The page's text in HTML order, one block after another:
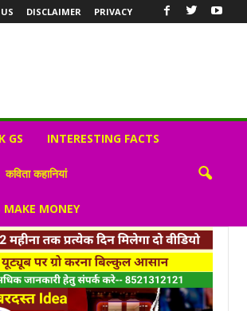
DISCLAIMER PRIVACY
GS INTERESTING FACTS
कविता कहानियां
MONEY